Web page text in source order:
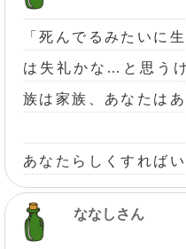
「死んでるみたいに
は失礼かな…と思う
族は家族、あなたはあ
あなたらしくすれば
ななしさん